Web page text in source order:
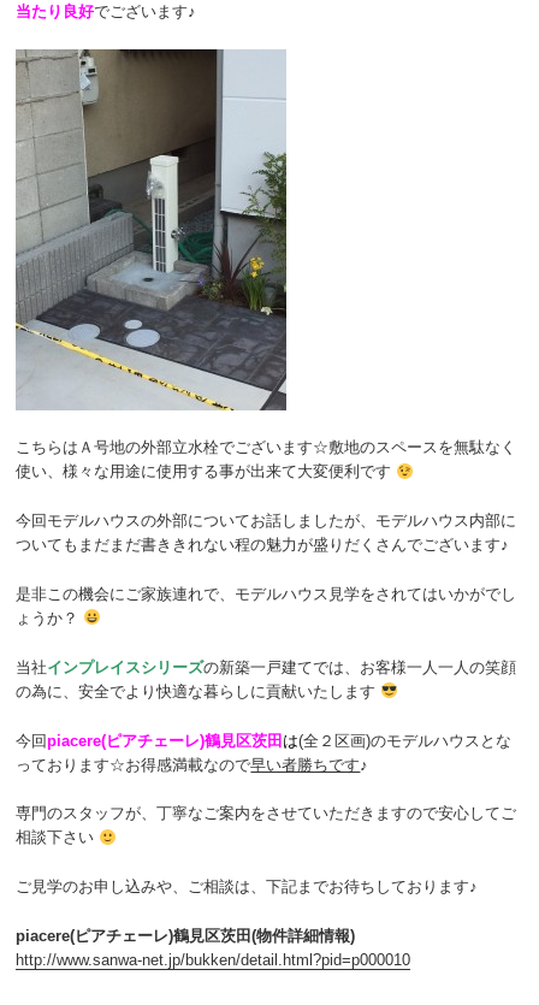
当たり良好でございます♪
こちらはＡ号地の外部立水栓でございます☆敷地のスペースを無駄なく
使い、様々な用途に使用する事が出来て大変便利です
今回モデルハウスの外部についてお話しましたが、モデルハウス内部に
ついてもまだまだ書ききれない程の魅力が盛りだくさんでございます♪
是非この機会にご家族連れで、モデルハウス見学をされてはいかがでし
ょうか？
当社インプレイスシリーズの新築一戸建てでは、お客様一人一人の笑顔
の為に、安全でより快適な暮らしに貢献いたします
今回piacere(ピアチェーレ)鶴見区茨田は(全２区画)のモデルハウスとな
っております☆お得感満載なので早い者勝ちです♪
専門のスタッフが、丁寧なご案内をさせていただきますので安心してご
相談下さい
ご見学のお申し込みや、ご相談は、下記までお待ちしております♪
piacere(ピアチェーレ)鶴見区茨田(物件詳細情報)
http://www.sanwa-net.jp/bukken/detail.html?pid=p000010